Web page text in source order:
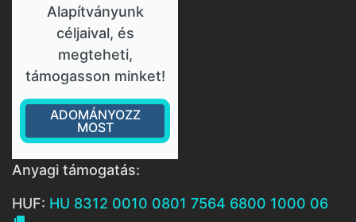
Alapítványunk
céljaival, és
megteheti,
támogasson minket!
ADOMÁNYOZZ
MOST
Anyagi támogatás:
HUF: HU 8312 0010 0801 7564 6800 1000 06